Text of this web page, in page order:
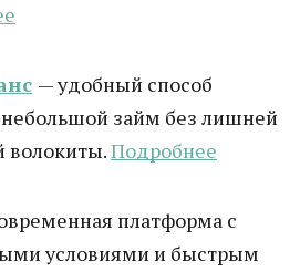
— удобный способ
небольшой займ без лишней
волокиты.Подробнее
платформа с
условиями и быстрым